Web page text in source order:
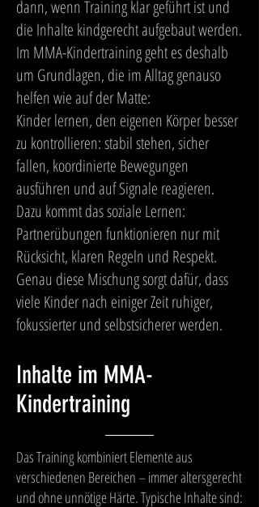
dann, wenn Training klar geführt ist und
die Inhalte kindgerecht aufgebaut werden.
Im MMA-Kindertraining geht es deshalb
um Grundlagen, die im Alltag genauso
helfen wie auf der Matte:
Kinder lernen, den eigenen Körper besser
zu kontrollieren: stabil stehen, sicher
fallen, koordinierte Bewegungen
ausführen und auf Signale reagieren.
Dazu kommt das soziale Lernen:
Partnerübungen funktionieren nur mit
Rücksicht, klaren Regeln und Respekt.
Genau diese Mischung sorgt dafür, dass
viele Kinder nach einiger Zeit ruhiger,
fokussierter und selbstsicherer werden.
Inhalte im MMA-
Kindertraining
Das Training kombiniert Elemente aus
verschiedenen Bereichen – immer altersgerecht
und ohne unnötige Härte. Typische Inhalte sind: